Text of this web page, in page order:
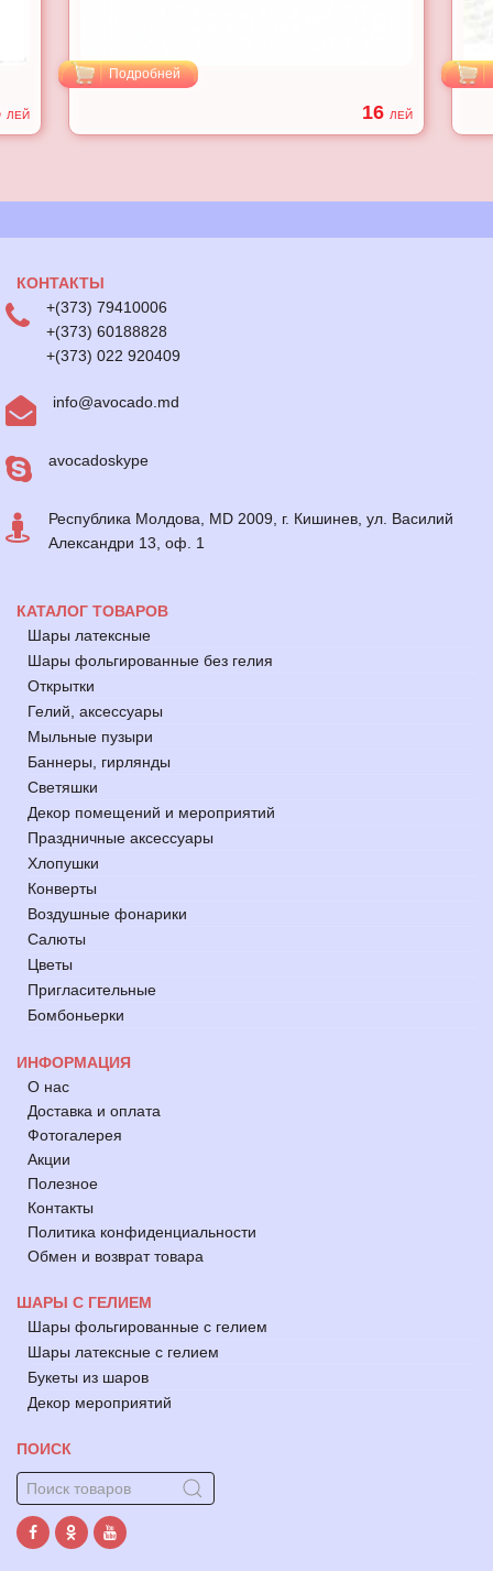
ЛЕЙ
Подробней
16 ЛЕЙ
КОНТАКТЫ
+(373) 79410006
+(373) 60188828
+(373) 022 920409
info@avocado.md
avocadoskype
Республика Молдова, MD 2009, г. Кишинев, ул. Василий
Александри 13, оф. 1
КАТАЛОГ ТОВАРОВ
Шары латексные
Шары фольгированные без гелия
Открытки
Гелий, аксессуары
Мыльные пузыри
Баннеры, гирлянды
Светяшки
Декор помещений и мероприятий
Праздничные аксессуары
Хлопушки
Конверты
Воздушные фонарики
Салюты
Цветы
Пригласительные
Бомбоньерки
ИНФОРМАЦИЯ
О нас
Доставка и оплата
Фотогалерея
Акции
Полезное
Контакты
Политика конфиденциальности
Обмен и возврат товара
ШАРЫ С ГЕЛИЕМ
Шары фольгированные с гелием
Шары латексные с гелием
Букеты из шаров
Декор мероприятий
ПОИСК